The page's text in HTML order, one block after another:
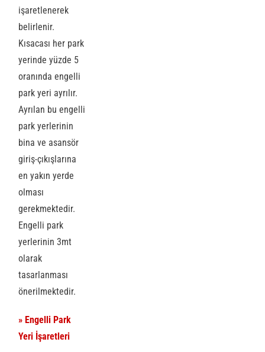
işaretlenerek
belirlenir.
Kısacası her park
yerinde yüzde 5
oranında engelli
park yeri ayrılır.
Ayrılan bu engelli
park yerlerinin
bina ve asansör
giriş-çıkışlarına
en yakın yerde
olması
gerekmektedir.
Engelli park
yerlerinin 3mt
olarak
tasarlanması
önerilmektedir.
» Engelli Park
Yeri İşaretleri